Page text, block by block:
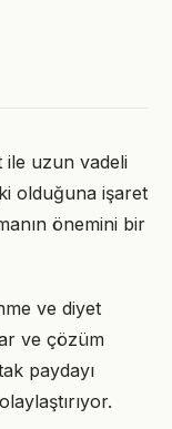
ile uzun vadeli
olduğuna işaret
önemini bir
ve diyet
ve çözüm
paydayı